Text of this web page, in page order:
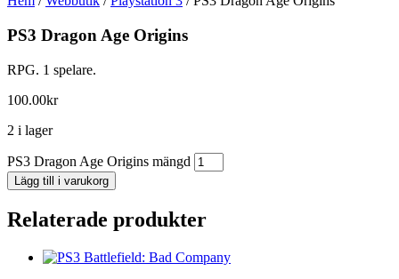
PS3 Dragon Age Origins
RPG. 1 spelare.
100.00kr
2 i lager
PS3 Dragon Age Origins mängd
Lägg till i varukorg
Relaterade produkter